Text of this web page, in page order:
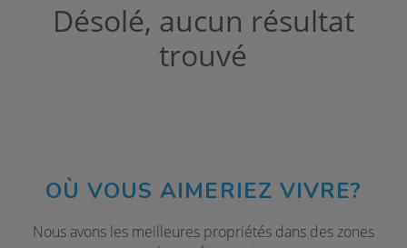
Désolé, aucun résultat
trouvé
OÙ VOUS AIMERIEZ VIVRE?
Nous avons les meilleures propriétés dans des zones